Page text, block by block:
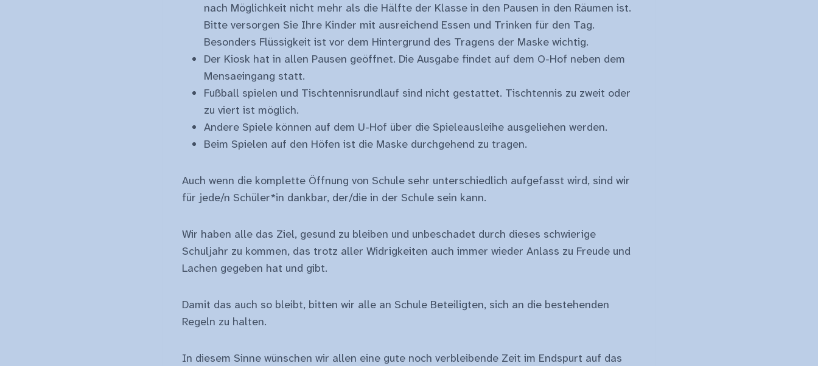
nach Möglichkeit nicht mehr als die Hälfte der Klasse in den Pausen in den Räumen ist.
Bitte versorgen Sie Ihre Kinder mit ausreichend Essen und Trinken für den Tag.
Besonders Flüssigkeit ist vor dem Hintergrund des Tragens der Maske wichtig.
Der Kiosk hat in allen Pausen geöffnet. Die Ausgabe findet auf dem O-Hof neben dem
Mensaeingang statt.
Fußball spielen und Tischtennisrundlauf sind nicht gestattet. Tischtennis zu zweit oder
zu viert ist möglich.
Andere Spiele können auf dem U-Hof über die Spieleausleihe ausgeliehen werden.
Beim Spielen auf den Höfen ist die Maske durchgehend zu tragen.
Auch wenn die komplette Öffnung von Schule sehr unterschiedlich aufgefasst wird, sind wir
für jede/n Schüler*in dankbar, der/die in der Schule sein kann.
Wir haben alle das Ziel, gesund zu bleiben und unbeschadet durch dieses schwierige
Schuljahr zu kommen, das trotz aller Widrigkeiten auch immer wieder Anlass zu Freude und
Lachen gegeben hat und gibt.
Damit das auch so bleibt, bitten wir alle an Schule Beteiligten, sich an die bestehenden
Regeln zu halten.
In diesem Sinne wünschen wir allen eine gute noch verbleibende Zeit im Endspurt auf das